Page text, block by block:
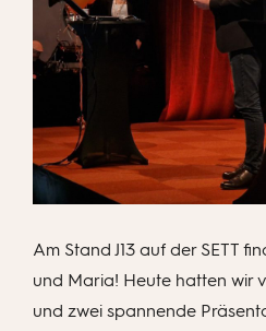
Am Stand J13 auf der SETT
und Maria! Heute hatten wir
und zwei spannende